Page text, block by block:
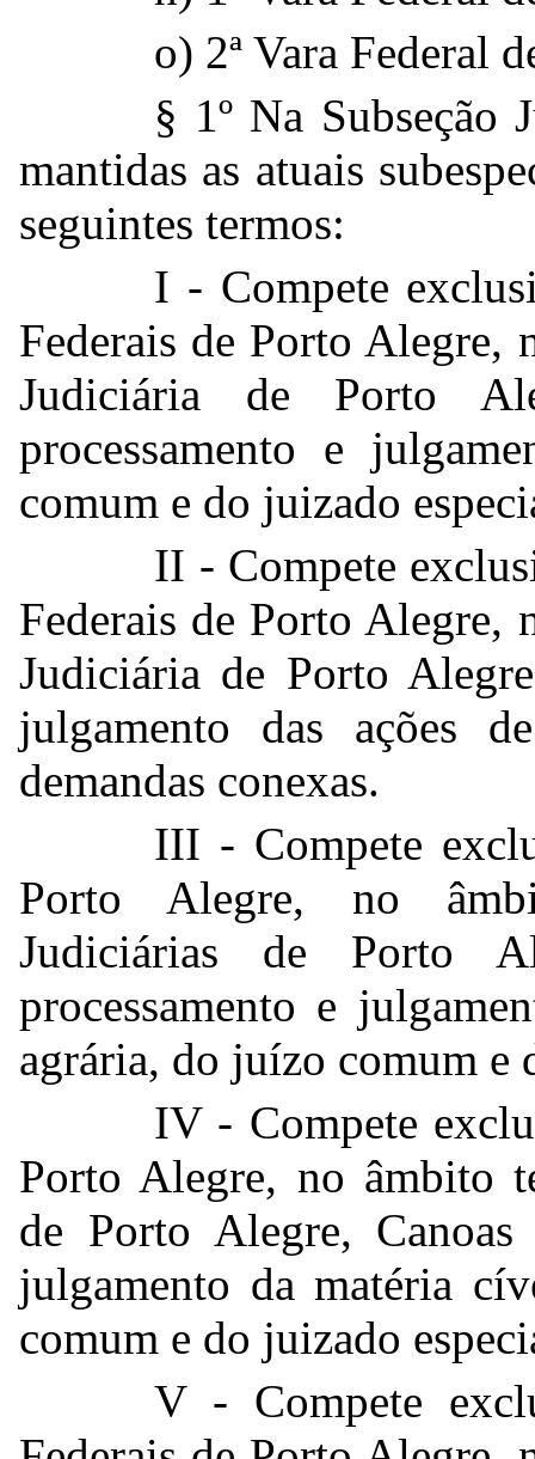
o) 2ª Vara Federal
§ 1º Na Subseção
mantidas as atuais
seguintes termos:
I - Compete
Federais de Porto Alegre,
Judiciária de Porto
processamento e
comum e do juizado
II - Compete
Federais de Porto Alegre,
Judiciária de Porto
julgamento das ações
demandas conexas.
III - Compete
Porto Alegre, no
Judiciárias de Porto
processamento e
agrária, do juízo comum e
IV - Compete
Porto Alegre, no âmbito
de Porto Alegre,
julgamento da matéria
comum e do juizado
V - Compete